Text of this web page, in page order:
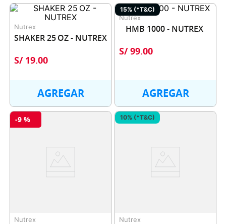
Nutrex
SHAKER 25 OZ - NUTREX
S/ 19.00
AGREGAR
15% (*T&C)
Nutrex
HMB 1000 - NUTREX
S/ 99.00
AGREGAR
-9 %
Nutrex
10% (*T&C)
Nutrex